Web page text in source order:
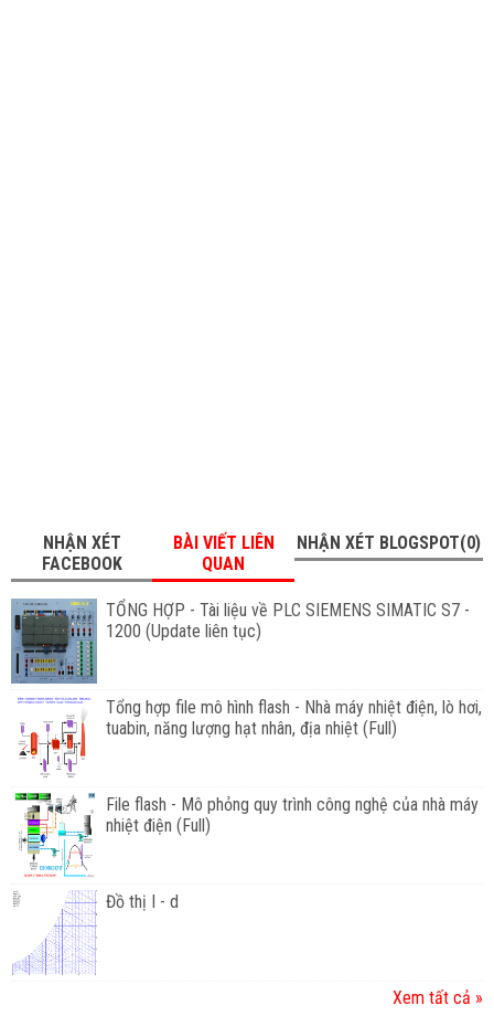
NHẬN XÉT
FACEBOOK
BÀI VIẾT LIÊN
QUAN
NHẬN XÉT BLOGSPOT(0)
TỔNG HỢP - Tài liệu về PLC SIEMENS SIMATIC S7 -
1200 (Update liên tục)
Tổng hợp file mô hình flash - Nhà máy nhiệt điện, lò hơi,
tuabin, năng lượng hạt nhân, địa nhiệt (Full)
File flash - Mô phỏng quy trình công nghệ của nhà máy
nhiệt điện (Full)
Đồ thị I - d
Xem tất cả »